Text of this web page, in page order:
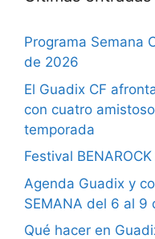
Programa Semana
de 2026
El Guadix CF
con cuatro
temporada
Festival
Agenda Guadix y
SEMANA del 6 al
Qué hacer en